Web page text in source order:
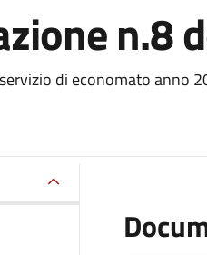
n.8
di economato anno